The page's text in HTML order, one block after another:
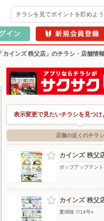
チラシを見てポイントを貯めよう
「カインズ 秩父店」のチラシ・店舗情報
表示変更で見たいチラシを見つけ
店舗の近くのチラシ
カインズ 秩父
ポップアップテント
カインズ 秩父
夏掃除 7/14号○